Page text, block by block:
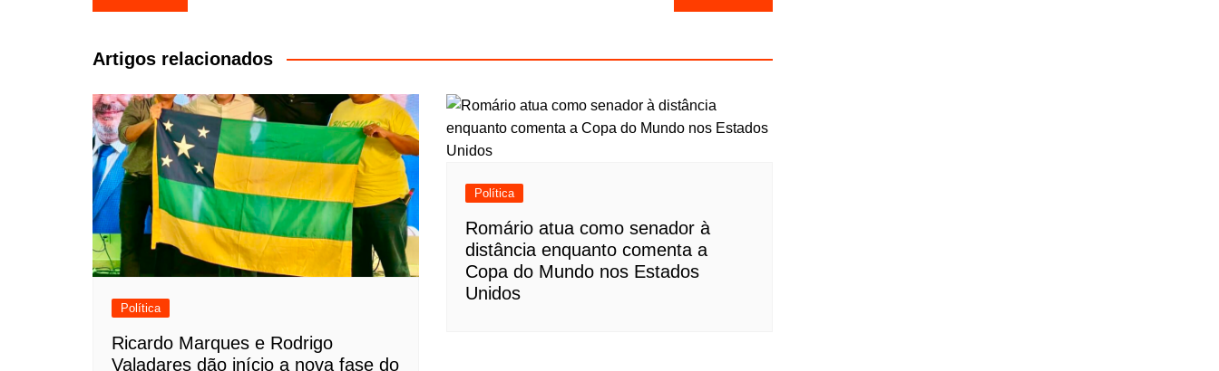
de
Post
Artigos relacionados
Política
Ricardo Marques e Rodrigo
Valadares dão início a nova fase do
Política
Romário atua como senador à
distância enquanto comenta a
Copa do Mundo nos Estados
Unidos